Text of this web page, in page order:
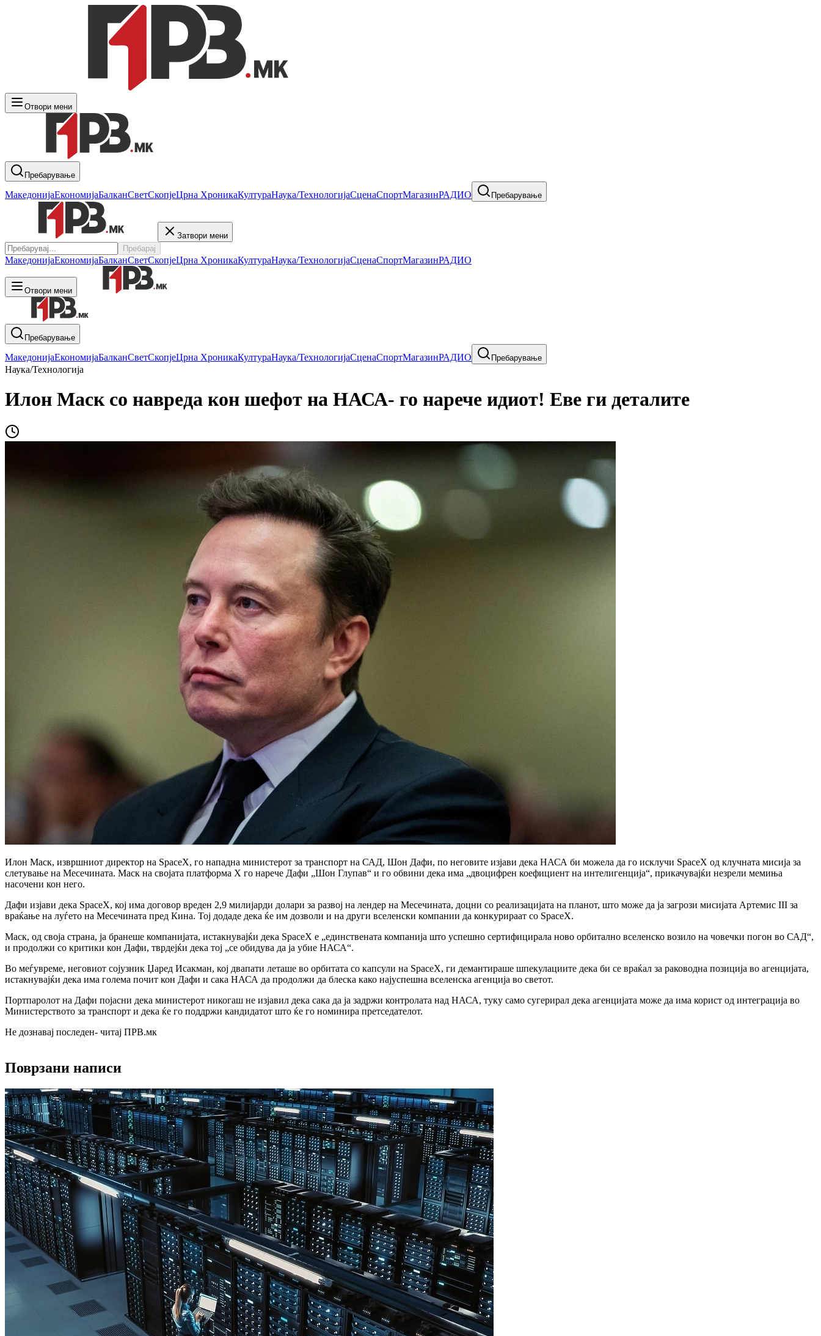
Отвори мени
Пребарување
МакедонијаЕкономијаБалканСветСкопјеЦрна ХроникаКултураНаука/ТехнологијаСценаСпортМагазинРАДИО Пребарување
Затвори мени
Пребарај
МакедонијаЕкономијаБалканСветСкопјеЦрна ХроникаКултураНаука/ТехнологијаСценаСпортМагазинРАДИО
Отвори мени
Пребарување
МакедонијаЕкономијаБалканСветСкопјеЦрна ХроникаКултураНаука/ТехнологијаСценаСпортМагазинРАДИО Пребарување
Наука/Технологија
Илон Маск со навреда кон шефот на НАСА- го нарече идиот! Еве ги деталите
Илон Маск, извршниот директор на SpaceX, го нападна министерот за транспорт на САД, Шон Дафи, по неговите изјави дека НАСА би можела да го исклучи SpaceX од клучната мисија за
слетување на Месечината. Маск на својата платформа X го нарече Дафи „Шон Глупав“ и го обвини дека има „двоцифрен коефициент на интелигенција“, прикачувајќи незрели мемиња
насочени кон него.
Дафи изјави дека SpaceX, кој има договор вреден 2,9 милијарди долари за развој на лендер на Месечината, доцни со реализацијата на планот, што може да ја загрози мисијата Артемис III за
враќање на луѓето на Месечината пред Кина. Тој додаде дека ќе им дозволи и на други вселенски компании да конкурираат со SpaceX.
Маск, од своја страна, ја бранеше компанијата, истакнувајќи дека SpaceX е „единствената компанија што успешно сертифицирала ново орбитално вселенско возило на човечки погон во САД“,
и продолжи со критики кон Дафи, тврдејќи дека тој „се обидува да ја убие НАСА“.
Во меѓувреме, неговиот сојузник Џаред Исакман, кој двапати леташе во орбитата со капсули на SpaceX, ги демантираше шпекулациите дека би се враќал за раководна позиција во агенцијата,
истакнувајќи дека има голема почит кон Дафи и сака НАСА да продолжи да блеска како најуспешна вселенска агенција во светот.
Портпаролот на Дафи појасни дека министерот никогаш не изјавил дека сака да ја задржи контролата над НАСА, туку само сугерирал дека агенцијата може да има корист од интеграција во
Министерството за транспорт и дека ќе го поддржи кандидатот што ќе го номинира претседателот.
Не дознавај последен- читај ПРВ.мк
Поврзани написи